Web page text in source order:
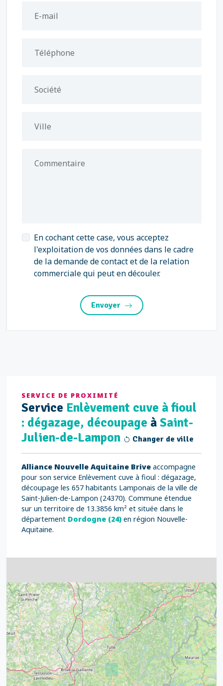
E-mail
Téléphone
Société
Ville
Commentaire
En cochant cette case, vous acceptez
l'exploitation de vos données dans le cadre
de la demande de contact et de la relation
commerciale qui peut en découler.
Envoyer
SERVICE DE PROXIMITÉ
Service Enlèvement cuve à fioul
: dégazage, découpage àSaint-
Julien-de-Lampon
Changer de ville
Alliance Nouvelle Aquitaine Brive accompagne
pour son service Enlèvement cuve à fioul : dégazage,
découpage les 657 habitants Lamponais de la ville de
Saint-Julien-de-Lampon (24370). Commune étendue
sur un territoire de 13.3856 km² et située dans le
département Dordogne (24) en région Nouvelle-
Aquitaine.
4
15
32
39
52
43